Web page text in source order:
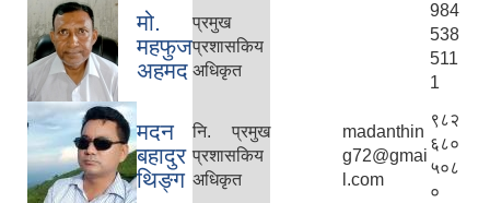
मो.
महफुज
अहमद
प्रमुख
प्रशासकिय
अधिकृत
984
538
511
1
मदन
बहादुर
थिङ्ग
नि. प्रमुख
प्रशासकिय
अधिकृत
madanthin
g72@gmai
l.com
९८२
६८०
५०८
०